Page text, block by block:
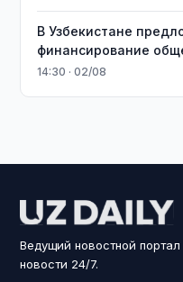
В Узбекистане
финансирование
14:30 · 02/08
Ведущий новостной
новости 24/7.